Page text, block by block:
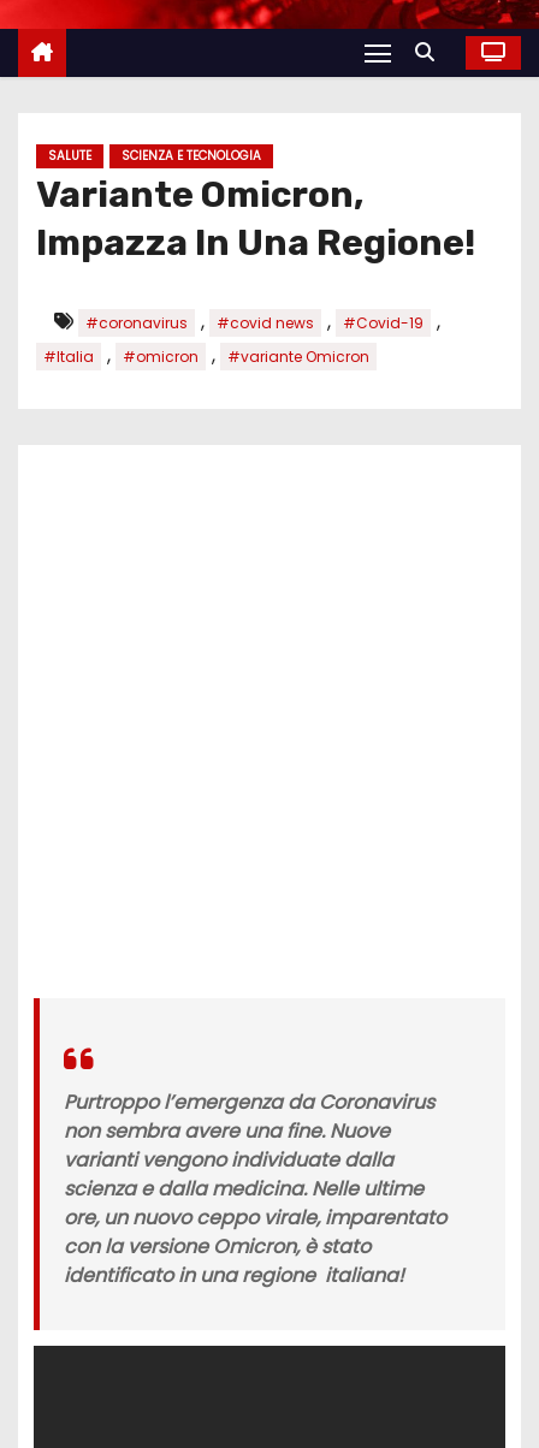
SALUTE SCIENZA E TECNOLOGIA
Variante Omicron,
Impazza In Una Regione!
#coronavirus , #covid news , #Covid-19 ,
#Italia , #omicron , #variante Omicron
Purtroppo l’emergenza daCoronavirus
non sembra avere una fine. Nuove
variantivengono individuate dalla
scienza e dalla medicina. Nelle ultime
ore, un nuovo ceppo virale, imparentato
con laversione Omicron,è stato
identificato in una regione italiana!